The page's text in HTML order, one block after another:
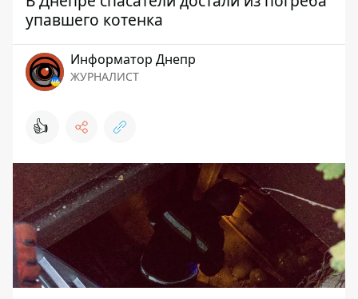
упавшего котенка
Информатор Днепр
ЖУРНАЛИСТ
👍